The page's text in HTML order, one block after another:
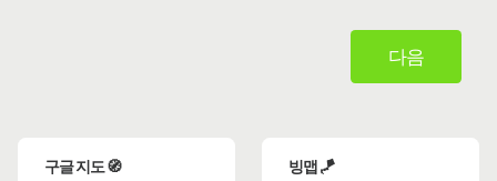
다음
구글 지도 🧭 빙맵 🪁